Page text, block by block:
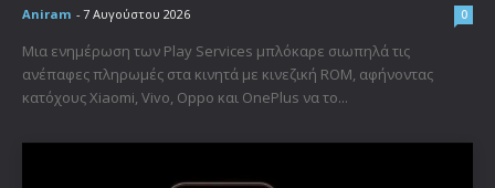
Aniram - 7 Αυγούστου 2026 0
Μια ενημέρωση των Play Services μπλόκαρε σιωπηλά τις
ανέπαφες πληρωμές στα κινητά με κινεζική ROM, αφήνοντας
κατόχους Xiaomi, Vivo, Oppo και OnePlus να το...